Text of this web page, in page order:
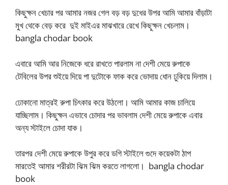
কিছুক্ষন খেচার পর আমার নজর গেল বড় বড় দুধের উপর আমি আমার বাঁড়াটা
মুখ থেকে বেড় করে দুই মাইএর মাঝখারে রেখে কিছুক্ষন খেচলাম।
bangla chodar book
এবারে আমি আর নিজেকে ধরে রাখতে পারলাম না দেশী মেয়ে রুপাকে
টেবিলের উপর শুইয়ে দিয়ে পা দুটোকে ফাক করে ভোদায় ধোন ঢুকিয়ে দিলাম।
ঢোকানো মাত্রই রুপা চিৎকার করে উঠলো। আমি আমার কাজ চালিয়ে
যাচ্ছিলাম। কিছুক্ষন এভাবে চোদার পর ভাবলাম দেশী মেয়ে রুপাকে এবার
অন্য স্টাইলে চোদা যাক।
তারপর দেশী মেয়ে রুপাকে উপুর করে ডগি স্টাইলে গুদে কয়েকটা ঠাপ
মারতেই আমার শরীরটা ঝিম ঝিম করতে লাগলো। bangla chodar
book